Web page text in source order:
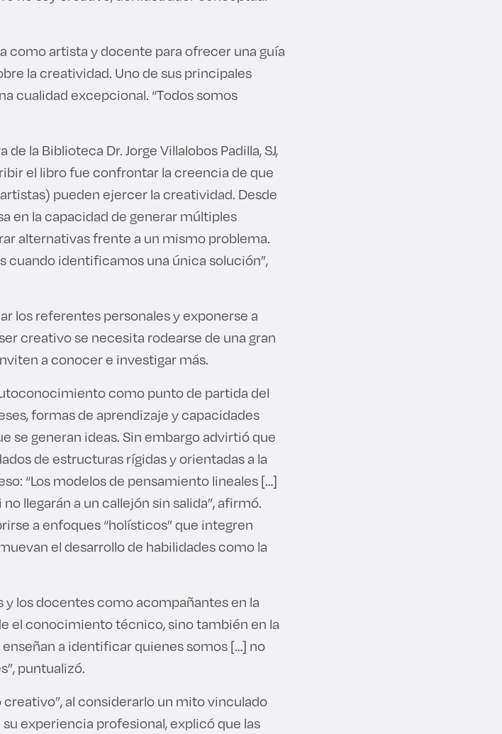
como artista y docente para ofrecer una guía
la creatividad. Uno de sus principales
cualidad excepcional. “Todos somos
la Biblioteca Dr. Jorge Villalobos Padilla, SJ,
el libro fue confrontar la creencia de que
pueden ejercer la creatividad. Desde
en la capacidad de generar múltiples
alternativas frente a un mismo problema.
cuando identificamos una única solución”,
los referentes personales y exponerse a
creativo se necesita rodearse de una gran
a conocer e investigar más.
como punto de partida del
formas de aprendizaje y capacidades
se generan ideas. Sin embargo advirtió que
de estructuras rígidas y orientadas a la
“Los modelos de pensamiento lineales […]
llegarán a un callejón sin salida”, afirmó.
a enfoques “holísticos” que integren
el desarrollo de habilidades como la
y los docentes como acompañantes en la
el conocimiento técnico, sino también en la
a identificar quienes somos […] no
puntualizó.
al considerarlo un mito vinculado
experiencia profesional, explicó que las